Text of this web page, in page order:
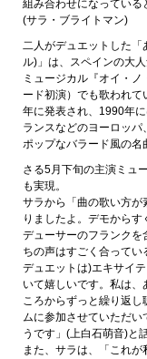
組み合わせになっている
(サラ・ブライトマン)
二人がデュエットした「
ル)」は、スペインの大
ミュージカル『オイ・
ード初演）でも歌われ
年に発表され、1990年
ランスなどのヨーロッ
ポップなバラード風の名
さる5月下旬の主演ミュ
も実現。
サラから「曲の歌い方が
りましたよ。デモから
デューサーのフランクを
ちの声はすごく合って
デュエットは)エキサイ
いて嬉しいです。私は
ころからずっと繰り返
ムに参加させていただい
うです」(上白石萌音)と
また、サラは、「これ